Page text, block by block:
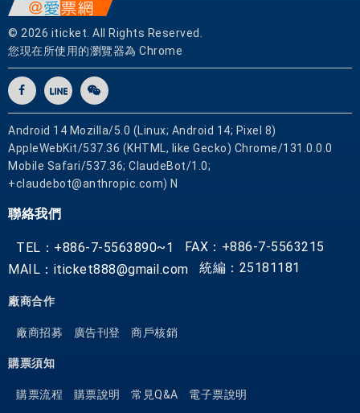
© 2026 iticket. All Rights Reserved.
您現在所使用的瀏覽器為 Chrome
Android 14 Mozilla/5.0 (Linux; Android 14; Pixel 8)
AppleWebKit/537.36 (KHTML, like Gecko) Chrome/131.0.0.0
Mobile Safari/537.36; ClaudeBot/1.0;
+claudebot@anthropic.com) N
聯絡我們
TEL：+886-7-5563890~1
FAX：+886-7-5563215
MAIL：iticket888@gmail.com
統編：25181181
廠商合作
廠商招募 廣告刊登 商戶核銷
購票須知
購票流程 購票說明 常見Q&A 電子票說明